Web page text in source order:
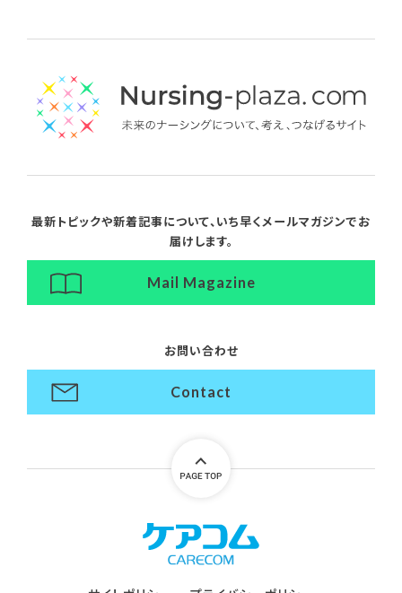
最新トピックや新着記事について、 いち早くメールマガジンでお
届けします。
Mail Magazine
お問い合わせ
Contact